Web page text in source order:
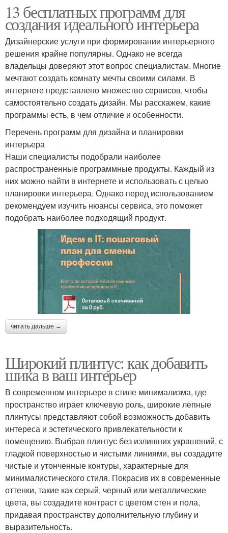
13 бесплатных программ для
создания идеального интерьера
Дизайнерские услуги при формировании интерьерного
решения крайне популярны. Однако не всегда
владельцы доверяют этот вопрос специалистам. Многие
мечтают создать комнату мечты своими силами. В
интернете представлено множество сервисов, чтобы
самостоятельно создать дизайн. Мы расскажем, какие
программы есть, в чем отличие и особенности.
Перечень программ для дизайна и планировки
интерьера
Наши специалисты подобрали наиболее
распространенные программные продукты. Каждый из
них можно найти в интернете и использовать с целью
планировки интерьера. Однако перед использованием
рекомендуем изучить нюансы сервиса, это поможет
подобрать наиболее подходящий продукт.
читать дальше →
Широкий плинтус: как добавить
шика в ваш интерьер
В современном интерьере в стиле минимализма, где
пространство играет ключевую роль, широкие лепные
плинтусы представляют собой возможность добавить
интереса и эстетического привлекательности к
помещению. Выбрав плинтус без излишних украшений, с
гладкой поверхностью и чистыми линиями, вы создадите
чистые и утонченные контуры, характерные для
минималистического стиля. Покрасив их в современные
оттенки, такие как серый, черный или металлические
цвета, вы создадите контраст с цветом стен и пола,
придавая пространству дополнительную глубину и
выразительность.